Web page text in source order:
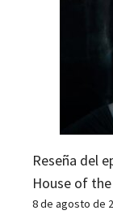
Reseña del
House of
8 de agosto de